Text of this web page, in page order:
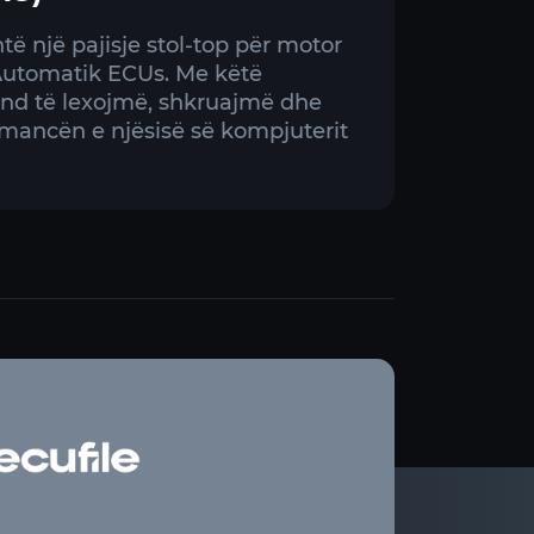
një pajisje stol-top për motor
ECUs. Me këtë
të lexojmë, shkruajmë dhe
e njësisë së kompjuterit